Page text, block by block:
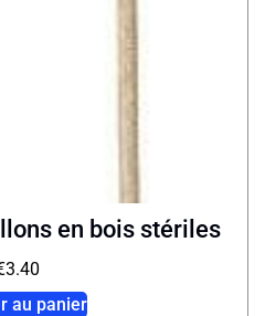
en bois stériles
3.40
au panier